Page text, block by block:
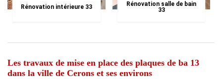
Rénovation intérieure 33
Rénovation salle de bain
33
Les travaux de mise en place des plaques de ba 13
dans la ville de Cerons et ses environs